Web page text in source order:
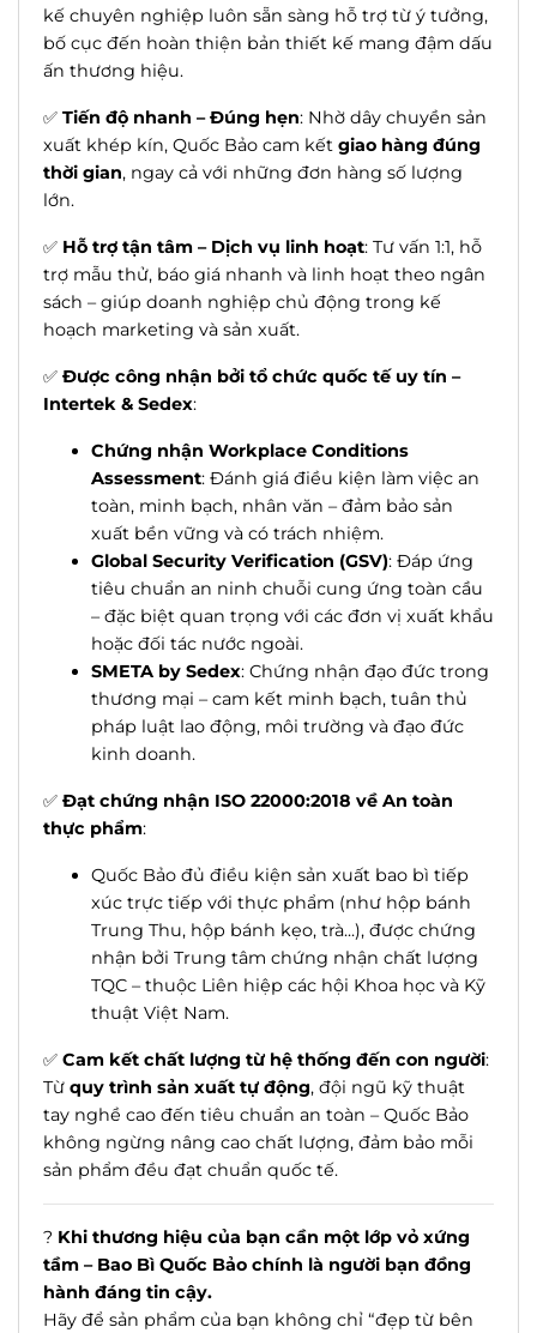
kế chuyên nghiệp luôn sẵn sàng hỗ trợ từ ý tưởng,
bố cục đến hoàn thiện bản thiết kế mang đậm dấu
ấn thương hiệu.
✅ Tiến độ nhanh – Đúng hẹn: Nhờ dây chuyền sản
xuất khép kín, Quốc Bảo cam kết giao hàng đúng
thời gian, ngay cả với những đơn hàng số lượng
lớn.
✅ Hỗ trợ tận tâm – Dịch vụ linh hoạt: Tư vấn 1:1, hỗ
trợ mẫu thử, báo giá nhanh và linh hoạt theo ngân
sách – giúp doanh nghiệp chủ động trong kế
hoạch marketing và sản xuất.
✅ Được công nhận bởi tổ chức quốc tế uy tín –
Intertek & Sedex:
Chứng nhận Workplace Conditions
Assessment: Đánh giá điều kiện làm việc an
toàn, minh bạch, nhân văn – đảm bảo sản
xuất bền vững và có trách nhiệm.
Global Security Verification (GSV): Đáp ứng
tiêu chuẩn an ninh chuỗi cung ứng toàn cầu
– đặc biệt quan trọng với các đơn vị xuất khẩu
hoặc đối tác nước ngoài.
SMETA by Sedex: Chứng nhận đạo đức trong
thương mại – cam kết minh bạch, tuân thủ
pháp luật lao động, môi trường và đạo đức
kinh doanh.
✅ Đạt chứng nhận ISO 22000:2018 về An toàn
thực phẩm:
Quốc Bảo đủ điều kiện sản xuất bao bì tiếp
xúc trực tiếp với thực phẩm (như hộp bánh
Trung Thu, hộp bánh kẹo, trà...), được chứng
nhận bởi Trung tâm chứng nhận chất lượng
TQC – thuộc Liên hiệp các hội Khoa học và Kỹ
thuật Việt Nam.
✅ Cam kết chất lượng từ hệ thống đến con người:
Từ quy trình sản xuất tự động, đội ngũ kỹ thuật
tay nghề cao đến tiêu chuẩn an toàn – Quốc Bảo
không ngừng nâng cao chất lượng, đảm bảo mỗi
sản phẩm đều đạt chuẩn quốc tế.
? Khi thương hiệu của bạn cần một lớp vỏ xứng
tầm – Bao Bì Quốc Bảo chính là người bạn đồng
hành đáng tin cậy.
Hãy để sản phẩm của bạn không chỉ “đẹp từ bên